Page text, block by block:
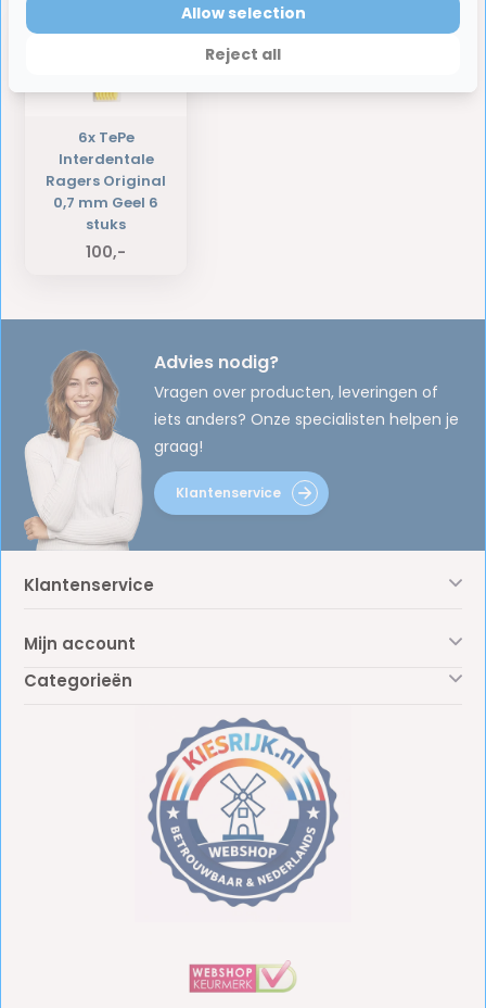
6x TePe
Interdentale
Ragers Original
0,7 mm Geel 6
stuks
100,-
Advies nodig?
Vragen over producten, leveringen of
iets anders? Onze specialisten helpen je
graag!
Klantenservice
Klantenservice
Mijn account
Categorieën
Reject all
Allow selection